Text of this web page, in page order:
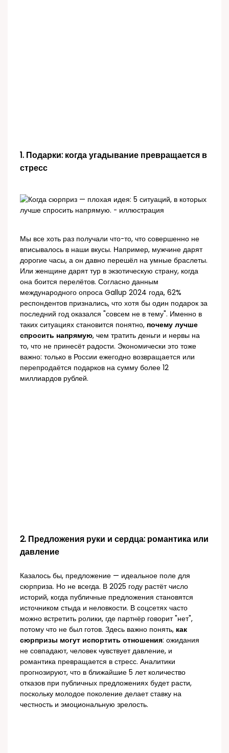
1. Подарки: когда угадывание превращается в
стресс
Мы все хоть раз получали что-то, что совершенно не
вписывалось в наши вкусы. Например, мужчине дарят
дорогие часы, а он давно перешёл на умные браслеты.
Или женщине дарят тур в экзотическую страну, когда
она боится перелётов. Согласно данным
международного опроса Gallup 2024 года, 62%
респондентов признались, что хотя бы один подарок за
последний год оказался "совсем не в тему". Именно в
таких ситуациях становится понятно, почему лучше
спросить напрямую, чем тратить деньги и нервы на
то, что не принесёт радости. Экономически это тоже
важно: только в России ежегодно возвращается или
перепродаётся подарков на сумму более 12
миллиардов рублей.
2. Предложения руки и сердца: романтика или
давление
Казалось бы, предложение — идеальное поле для
сюрприза. Но не всегда. В 2025 году растёт число
историй, когда публичные предложения становятся
источником стыда и неловкости. В соцсетях часто
можно встретить ролики, где партнёр говорит "нет",
потому что не был готов. Здесь важно понять, как
сюрпризы могут испортить отношения: ожидания
не совпадают, человек чувствует давление, и
романтика превращается в стресс. Аналитики
прогнозируют, что в ближайшие 5 лет количество
отказов при публичных предложениях будет расти,
поскольку молодое поколение делает ставку на
честность и эмоциональную зрелость.